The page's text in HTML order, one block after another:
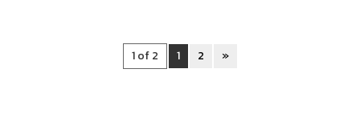
1 of 2 1 2 »